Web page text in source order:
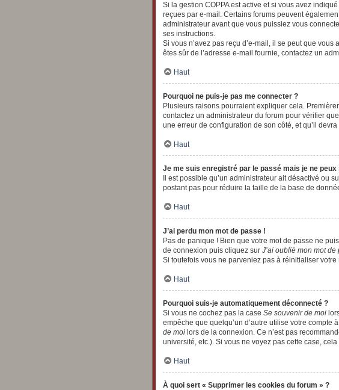
Si la gestion COPPA est active et si vous avez
reçues par e-mail. Certains forums peuvent
administrateur avant que vous puissiez vous
ses instructions.
Si vous n’avez pas reçu d’e-mail, il se peut que
êtes sûr de l’adresse e-mail fournie, contactez un
Haut
Pourquoi ne puis-je pas me connecter ?
Plusieurs raisons pourraient expliquer cela.
contactez un administrateur du forum pour vérifier
une erreur de configuration de son côté, et qu’il devra
Haut
Je me suis enregistré par le passé mais je ne
Il est possible qu’un administrateur ait désactivé ou
postant pas pour réduire la taille de la base de
Haut
J’ai perdu mon mot de passe !
Pas de panique ! Bien que votre mot de passe ne
de connexion puis cliquez sur J’ai oublié mon mot de
Si toutefois vous ne parveniez pas à réinitialiser
Haut
Pourquoi suis-je automatiquement déconnecté ?
Si vous ne cochez pas la case Se souvenir de moi
empêche que quelqu’un d’autre utilise votre
de moi lors de la connexion. Ce n’est pas
université, etc.). Si vous ne voyez pas cette case,
Haut
À quoi sert « Supprimer les cookies du forum » ?